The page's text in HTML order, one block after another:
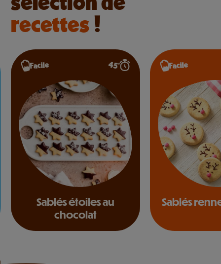
recettes!
Facile 45’
Sablés étoiles au
chocolat
Facile
Sablés